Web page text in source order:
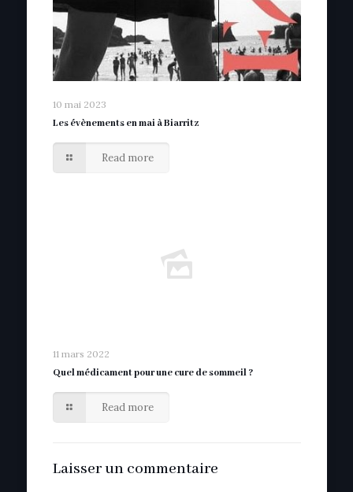
10 mai 2023
Les évènements en mai à Biarritz
Read more
11 mars 2022
Quel médicament pour une cure de sommeil ?
Read more
Laisser un commentaire